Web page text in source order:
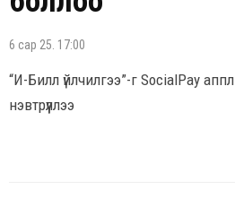
6 сар 25. 17:00
“И-Билл үйлчилгээ”-г SocialPay
нэвтрүүллээ